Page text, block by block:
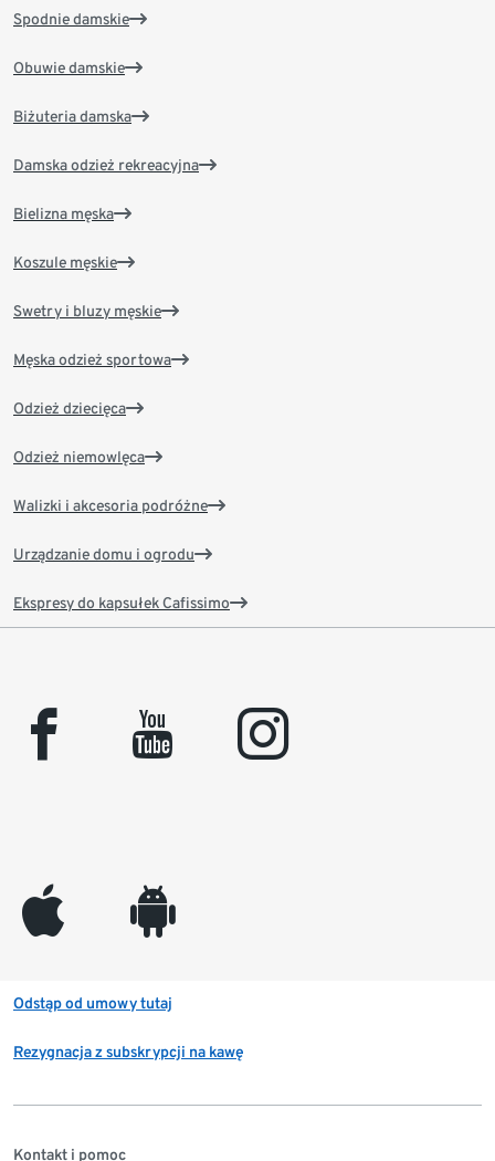
Spodnie damskie
Obuwie damskie
Biżuteria damska
Damska odzież rekreacyjna
Bielizna męska
Koszule męskie
Swetry i bluzy męskie
Męska odzież sportowa
Odzież dziecięca
Odzież niemowlęca
Walizki i akcesoria podróżne
Urządzanie domu i ogrodu
Ekspresy do kapsułek Cafissimo
facebook youtube instagram
appleinc android
Odstąp od umowy tutaj
Rezygnacja z subskrypcji na kawę
Kontakt i pomoc